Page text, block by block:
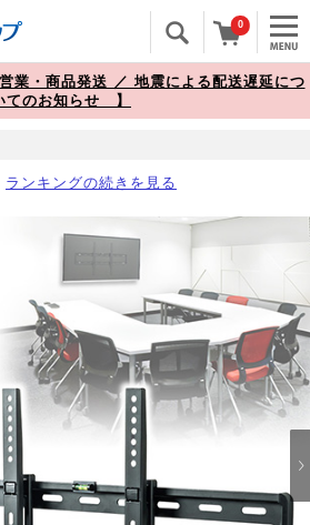
0
業・商品発送 ／ 地震による配送遅延につ
てのお知らせ 】
ランキングの続きを見る